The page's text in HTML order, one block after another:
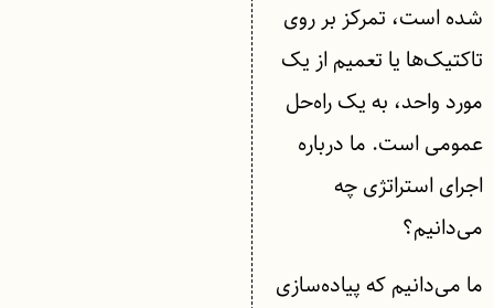
شده است، تمرکز بر روی
تاکتیک‌ها یا تعمیم از یک
مورد واحد، به یک راه‌حل
عمومی است. ما درباره
اجرای استراتژی چه
می‌دانیم؟
ما می‌دانیم که پیاده‌سازی